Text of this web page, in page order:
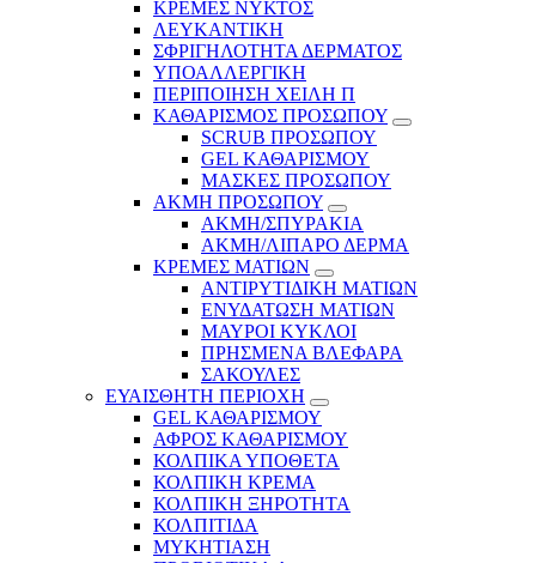
ΚΡΕΜΕΣ ΝΥΚΤΟΣ
ΛΕΥΚΑΝΤΙΚΗ
ΣΦΡΙΓΗΛΟΤΗΤΑ ΔΕΡΜΑΤΟΣ
ΥΠΟΑΛΛΕΡΓΙΚΗ
ΠΕΡΙΠΟΙΗΣΗ ΧΕΙΛΗ Π
ΚΑΘΑΡΙΣΜΟΣ ΠΡΟΣΩΠΟΥ
SCRUB ΠΡΟΣΩΠΟΥ
GEL ΚΑΘΑΡΙΣΜΟΥ
ΜΑΣΚΕΣ ΠΡΟΣΩΠΟΥ
ΑΚΜΗ ΠΡΟΣΩΠΟΥ
ΑΚΜΗ/ΣΠΥΡΑΚΙΑ
ΑΚΜΗ/ΛΙΠΑΡΟ ΔΕΡΜΑ
ΚΡΕΜΕΣ ΜΑΤΙΩΝ
ΑΝΤΙΡΥΤΙΔΙΚΗ ΜΑΤΙΩΝ
ΕΝΥΔΑΤΩΣΗ ΜΑΤΙΩΝ
ΜΑΥΡΟΙ ΚΥΚΛΟΙ
ΠΡΗΣΜΕΝΑ ΒΛΕΦΑΡΑ
ΣΑΚΟΥΛΕΣ
ΕΥΑΙΣΘΗΤΗ ΠΕΡΙΟΧΗ
GEL ΚΑΘΑΡΙΣΜΟΥ
ΑΦΡΟΣ ΚΑΘΑΡΙΣΜΟΥ
ΚΟΛΠΙΚΑ ΥΠΟΘΕΤΑ
ΚΟΛΠΙΚΗ ΚΡΕΜΑ
ΚΟΛΠΙΚΗ ΞΗΡΟΤΗΤΑ
ΚΟΛΠΙΤΙΔΑ
ΜΥΚΗΤΙΑΣΗ